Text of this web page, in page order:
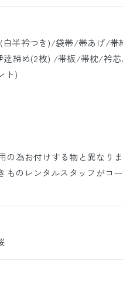
白半衿つき)/袋帯/帯あげ/
締め(2枚) /帯板/帯枕/衿
ト)
の為お付けする物と異なりま
ものレンタルスタッフがコ